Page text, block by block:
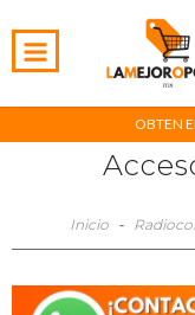
OBTEN
Inicio -